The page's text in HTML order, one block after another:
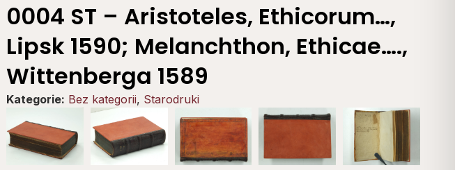
0004 ST – Aristoteles, Ethicorum…,
Lipsk 1590; Melanchthon, Ethicae….,
Wittenberga 1589
Kategorie: Bez kategorii, Starodruki